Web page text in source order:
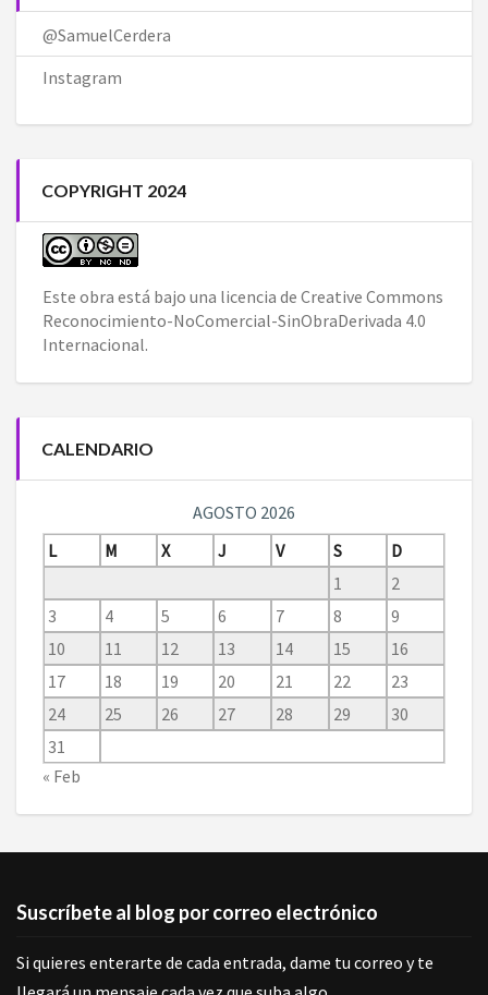
@SamuelCerdera
Instagram
COPYRIGHT 2024
Este obra está bajo una licencia de Creative Commons
Reconocimiento-NoComercial-SinObraDerivada 4.0
Internacional.
CALENDARIO
AGOSTO 2026
L
M X J V S
D
1
2
3
4 5 6 7 8
9
10
11 12 13 14 15
16
17
18 19 20 21 22
23
24
25 26 27 28 29
30
31
« Feb
Suscríbete al blog por correo electrónico
Si quieres enterarte de cada entrada, dame tu correo y te